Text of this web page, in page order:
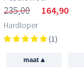
235,00 164,90
Hardloper
(1)
maat ▴